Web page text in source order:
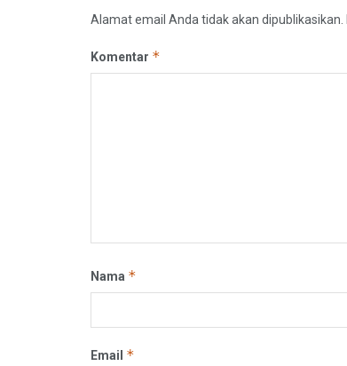
Alamat email Anda tidak akan dipublikasikan.
Komentar *
Nama *
Email *